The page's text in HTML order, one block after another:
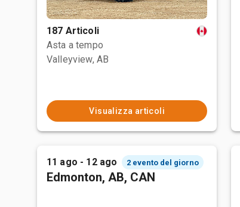
187 Articoli
Asta a tempo
Valleyview, AB
Visualizza articoli
11 ago - 12 ago 2 evento del giorno
Edmonton, AB, CAN